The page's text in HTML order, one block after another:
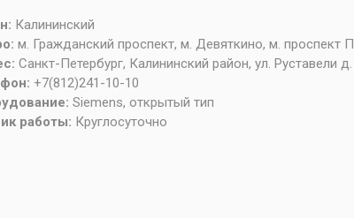
Калининский
м. Гражданский проспект, м. Девяткино, м. проспект
Санкт-Петербург, Калининский район, ул. Руставели
+7(812)241-10-10
Siemens, открытый тип
работы: Круглосуточно